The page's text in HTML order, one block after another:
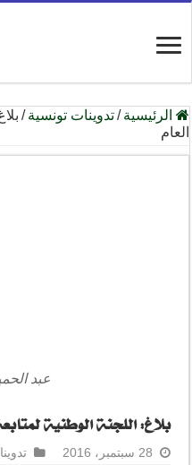
الرئيسية /تدوينات تونسية /
العام
عبد
بلاغ: اللجنة الوطنية
28 سبتمبر، 2016